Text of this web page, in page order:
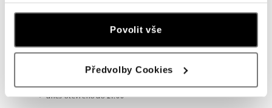
Povolit vše
Předvolby Cookies
Všechny Česko Slovensko
Ostrava
Jantarová 3344/4, 702 00 Ostrava-Moravská Ostrava
dnes otevřeno do 21:00